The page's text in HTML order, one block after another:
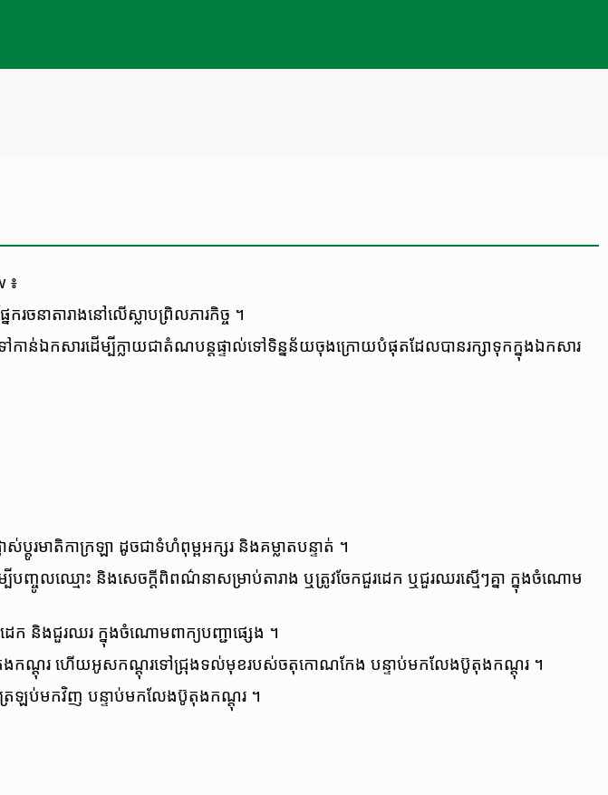
៖
ចនា​តារាង​នៅ​លើ​ស្លាបព្រិល​ភារកិច្ច ។
កាន់​ឯកសារ​ដើម្បីក្លាយជា​តំណ​បន្តផ្ទាល់​ទៅ​ទិន្នន័យ​ចុងក្រោយ​បំផុត​ដែល​បាន​រក្សាទុក​ក្នុង​ឯកសារ​
ដូរ​មាតិកា​ក្រឡា ដូចជា​ទំហំ​ពុម្ពអក្សរ និង​គម្លាត​បន្ទាត់ ។
ញ្ចូល​ឈ្មោះ និងសេចក្ដីពិពណ៌នា​សម្រាប់​តារាង ឬ​ត្រូវចែក​ជួរដេក ឬ​ជួរឈរ​ស្មើៗ​គ្នា ក្នុងចំណោម​
និងជួរ​ឈរ ក្នុងចំណោម​ពាក្យ​បញ្ជា​ផ្សេង ។
កណ្ដុរ ហើយ​អូស​កណ្ដុរ​ទៅ​ជ្រុង​ទល់មុខ​របស់​ចតុកោណកែង បន្ទាប់​មកលែង​ប៊ូតុង​កណ្ដុរ ។
រឡប់មក​វិញ បន្ទាប់មក​លែង​ប៊ូតុង​កណ្ដុរ ។